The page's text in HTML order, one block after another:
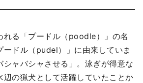
れる「プードル（poodle）」の名
ードル（pudel）」に由来していま
シャバシャさせる」。泳ぎが得意な
辺の猟犬として活躍していたことか